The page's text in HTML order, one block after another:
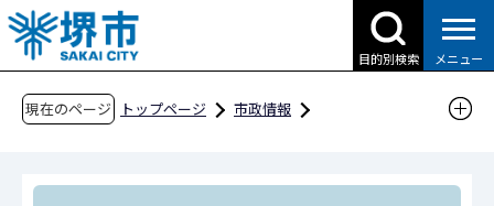
こ
の
ペ
目的別検索 メニュー
現在のページ トップページ
市政情報
指定管理者の選定結果